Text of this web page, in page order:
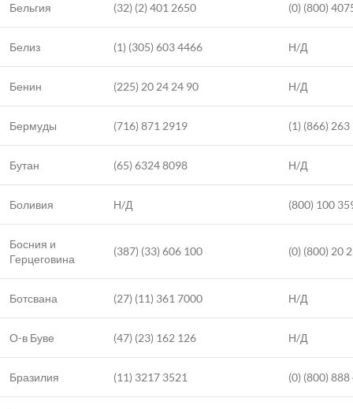
Бельгия (32) (2) 401 2650 (0) (800)
Белиз (1) (305) 603 4466 Н/Д
Бенин (225) 20 24 24 90 Н/Д
Бермуды (716) 871 2919 (1) (866)
Бутан (65) 6324 8098 Н/Д
Боливия Н/Д (800) 100
Босния и
Герцеговина
(387) (33) 606 100 (0) (800) 20
Ботсвана (27) (11) 361 7000 Н/Д
О-в Буве (47) (23) 162 126 Н/Д
Бразилия (11) 3217 3521 (0) (800)